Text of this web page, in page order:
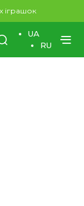
іграшок
UA
RU